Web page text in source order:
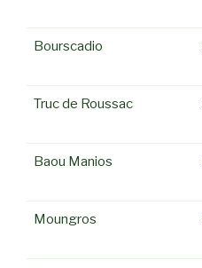
Bourscadio
Truc de Roussac
Baou Manios
Moungros